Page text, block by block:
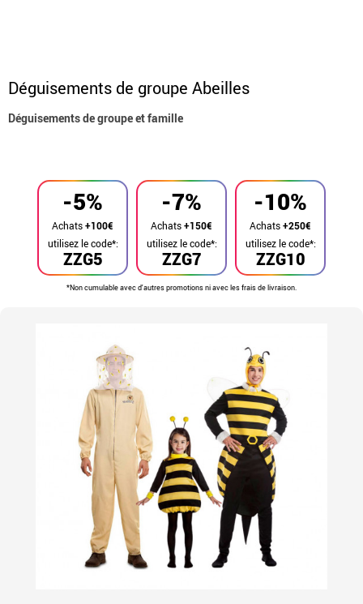
Déguisements de groupe Abeilles
Déguisements de groupe et famille
-5%
Achats+100€
ZZG5
utilisez le code*:
-7%
Achats+150€
ZZG7
utilisez le code*:
-10%
Achats+250€
ZZG10
utilisez le code*:
*Non cumulable avec d'autres promotions ni avec les frais de livraison.